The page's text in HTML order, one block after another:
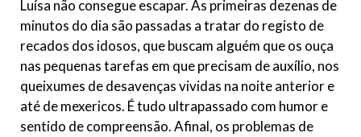
Luísa não consegue escapar. As primeiras dezenas de
minutos do dia são passadas a tratar do registo de
recados dos idosos, que buscam alguém que os ouça
nas pequenas tarefas em que precisam de auxílio, nos
queixumes de desavenças vividas na noite anterior e
até de mexericos. É tudo ultrapassado com humor e
sentido de compreensão. Afinal, os problemas de